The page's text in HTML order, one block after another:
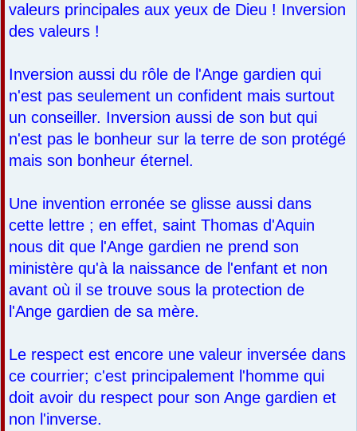
valeurs principales aux yeux de Dieu ! Inversion
des valeurs !
Inversion aussi du rôle de l'Ange gardien qui
n'est pas seulement un confident mais surtout
un conseiller. Inversion aussi de son but qui
n'est pas le bonheur sur la terre de son protégé
mais son bonheur éternel.
Une invention erronée se glisse aussi dans
cette lettre ; en effet, saint Thomas d'Aquin
nous dit que l'Ange gardien ne prend son
ministère qu'à la naissance de l'enfant et non
avant où il se trouve sous la protection de
l'Ange gardien de sa mère.
Le respect est encore une valeur inversée dans
ce courrier; c'est principalement l'homme qui
doit avoir du respect pour son Ange gardien et
non l'inverse.